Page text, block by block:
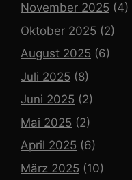
November 2025 (4)
Oktober 2025 (2)
August 2025 (6)
Juli 2025 (8)
Juni 2025 (2)
Mai 2025 (2)
April 2025 (6)
März 2025 (10)